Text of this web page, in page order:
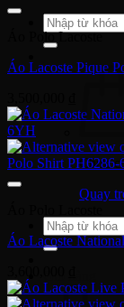
Tìm
kiếm:
Chưa
Quay
Tìm
kiếm:
Áo Polo Lacoste
Áo Lacoste Pique
Áo Lacoste